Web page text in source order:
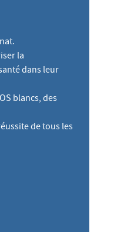
la
dans leur
blancs, des
de tous les